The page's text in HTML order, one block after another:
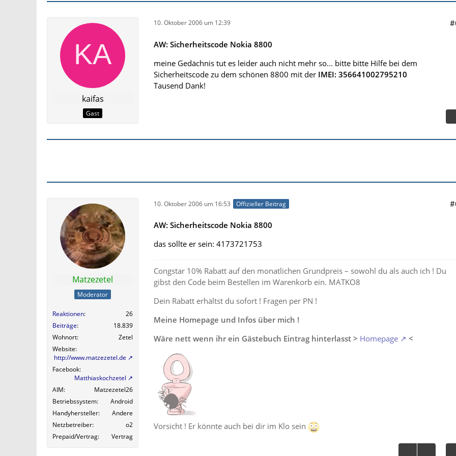
kaifas
Gast
10. Oktober 2006 um 12:39
AW: Sicherheitscode Nokia 8800
meine Gedächnis tut es leider auch nicht mehr so... bitte bitte Hilfe bei dem
Sicherheitscode zu dem schönen 8800 mit der IMEI: 356641002795210
Tausend Dank!
Matzezetel
Moderator
Reaktionen
26
Beiträge
18.839
Wohnort
Zetel
Website
http://www.matzezetel.de
Facebook
Matthiaskochzetel
AIM
Matzezetel26
Betriebssystem
Android
Handyhersteller
Andere
Netzbetreiber
o2
Prepaid/Vertrag
Vertrag
10. Oktober 2006 um 16:53 Offizieller Beitrag
AW: Sicherheitscode Nokia 8800
das sollte er sein: 4173721753
Congstar 10% Rabatt auf den monatlichen Grundpreis – sowohl du als auch ich ! Du
gibst den Code beim Bestellen im Warenkorb ein. MATKO8
Dein Rabatt erhältst du sofort ! Fragen per PN !
Meine Homepage und Infos über mich !
Wäre nett wenn ihr ein Gästebuch Eintrag hinterlasst > Homepage <
Vorsicht ! Er könnte auch bei dir im Klo sein